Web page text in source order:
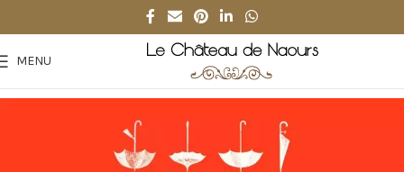
MENU